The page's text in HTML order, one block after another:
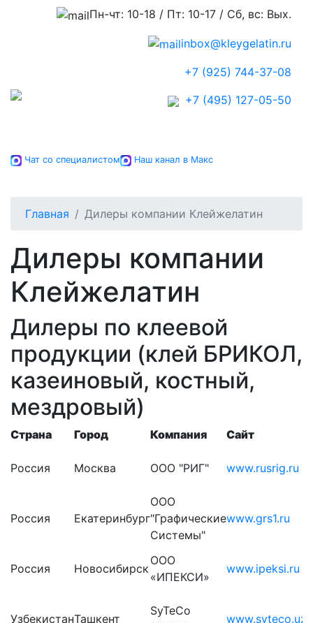
Пн-чт: 10-18 / Пт: 10-17 / Сб, вс: Вых.
inbox@kleygelatin.ru
+7 (925) 744-37-08
+7 (495) 127-05-50
Чат со специалистом Наш канал в Макс
Главная Дилеры компании Клейжелатин
Дилеры компании
Клейжелатин
Дилеры по клеевой
продукции (клей БРИКОЛ,
казеиновый, костный,
мездровый)
Страна Город Компания Сайт
Россия Москва ООО "РИГ" www.rusrig.ru
Россия Екатеринбург
ООО
"Графические
Системы"
www.grs1.ru
Россия Новосибирск
ООО
«ИПЕКСИ»
www.ipeksi.ru
УзбекистанТашкент
SyTeCo
www.syteco.uz